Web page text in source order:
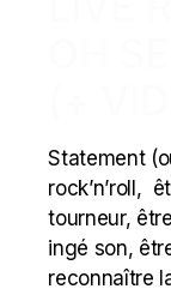
Statement
rock’n’roll,
tourneur,
ingé son,
reconnaître